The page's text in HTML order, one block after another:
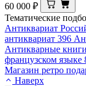
60 000 ₽
Тематические
Антиквариат
антиквариат 396
Антикварные
французском языке
Магазин ретро
Наверх